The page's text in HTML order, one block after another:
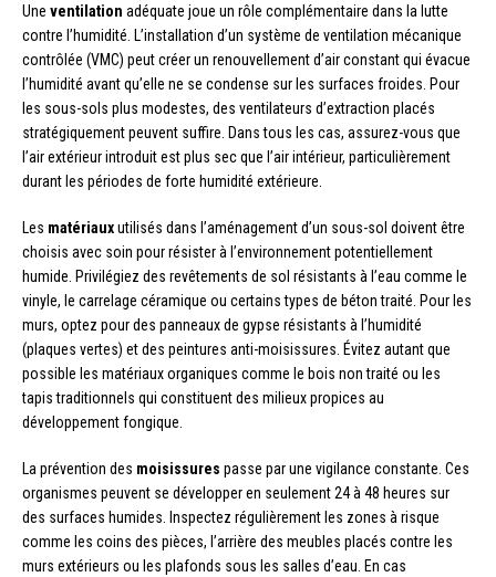
Une ventilation adéquate joue un rôle complémentaire dans la lutte
contre l’humidité. L’installation d’un système de ventilation mécanique
contrôlée (VMC) peut créer un renouvellement d’air constant qui évacue
l’humidité avant qu’elle ne se condense sur les surfaces froides. Pour
les sous-sols plus modestes, des ventilateurs d’extraction placés
stratégiquement peuvent suffire. Dans tous les cas, assurez-vous que
l’air extérieur introduit est plus sec que l’air intérieur, particulièrement
durant les périodes de forte humidité extérieure.
Les matériauxutilisés dans l’aménagement d’un sous-sol doivent être
choisis avec soin pour résister à l’environnement potentiellement
humide. Privilégiez des revêtements de sol résistants à l’eau comme le
vinyle, le carrelage céramique ou certains types de béton traité. Pour les
murs, optez pour des panneaux de gypse résistants à l’humidité
(plaques vertes) et des peintures anti-moisissures. Évitez autant que
possible les matériaux organiques comme le bois non traité ou les
tapis traditionnels qui constituent des milieux propices au
développement fongique.
La prévention des moisissures passe par une vigilance constante. Ces
organismes peuvent se développer en seulement 24 à 48 heures sur
des surfaces humides. Inspectez régulièrement les zones à risque
comme les coins des pièces, l’arrière des meubles placés contre les
murs extérieurs ou les plafonds sous les salles d’eau. En cas